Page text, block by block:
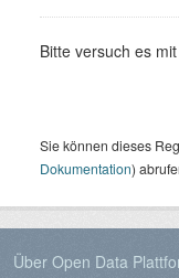
Bitte versuch es
Sie können dieses
Dokumentation)
Über Open Data